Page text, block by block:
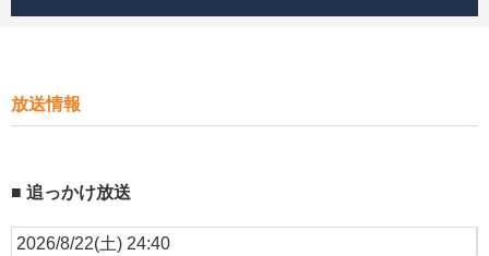
放送情報
追っかけ放送
2026/8/22(土) 24:40